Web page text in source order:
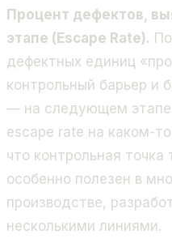
Процент дефектов,
этапе (Escape Rate).
дефектных единиц
контрольный барьер и
— на следующем этапе
escape rate на каком-
что контрольная
особенно полезен в
производстве,
несколькими линиями.